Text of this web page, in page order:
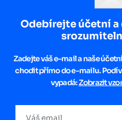
Odebírejte účetní
Zadejte váš e-mail a naše
chodit přímo do e-mailu.
vypadá:Zobrazit